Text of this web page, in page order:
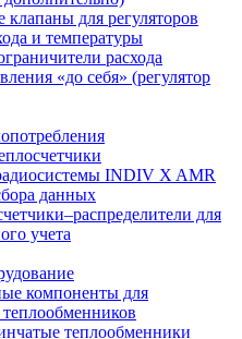
для регуляторов
и температуры
расхода
«до себя» (регулятор
INDIV X AMR
данных
для
учета
компоненты для
теплообменники